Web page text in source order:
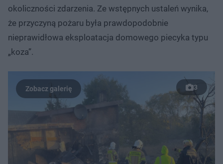
okoliczności zdarzenia. Ze wstępnych ustaleń wynika,
że przyczyną pożaru była prawdopodobnie
nieprawidłowa eksploatacja domowego piecyka typu
„koza”.
3